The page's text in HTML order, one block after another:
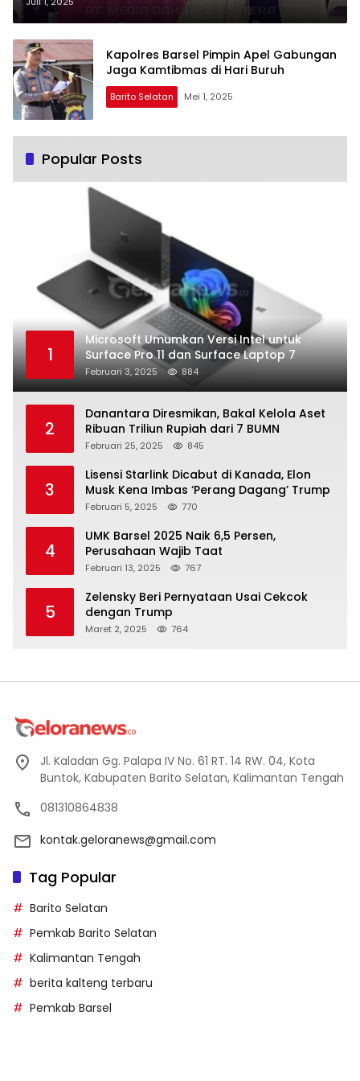
Kapolres Barsel Pimpin Apel Gabungan
Jaga Kamtibmas di Hari Buruh
Barito Selatan Mei 1, 2025
Popular Posts
1
Microsoft Umumkan Versi Intel untuk
Surface Pro 11 dan Surface Laptop 7
Februari 3, 2025 884
2
Danantara Diresmikan, Bakal Kelola Aset
Ribuan Triliun Rupiah dari 7 BUMN
Februari 25, 2025 845
3
Lisensi Starlink Dicabut di Kanada, Elon
Musk Kena Imbas ‘Perang Dagang’ Trump
Februari 5, 2025 770
4
UMK Barsel 2025 Naik 6,5 Persen,
Perusahaan Wajib Taat
Februari 13, 2025 767
5
Zelensky Beri Pernyataan Usai Cekcok
dengan Trump
Maret 2, 2025 764
Jl. Kaladan Gg. Palapa IV No. 61 RT. 14 RW. 04, Kota
Buntok, Kabupaten Barito Selatan, Kalimantan Tengah
081310864838
kontak.geloranews@gmail.com
Tag Popular
Barito Selatan
Pemkab Barito Selatan
Kalimantan Tengah
berita kalteng terbaru
Pemkab Barsel